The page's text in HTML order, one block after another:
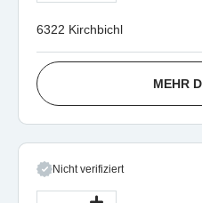
6322 Kirchbichl
MEHR
Nicht verifiziert